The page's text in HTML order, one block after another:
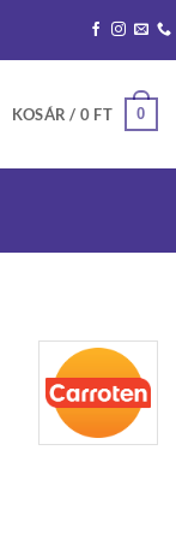
KOSÁR / 0 FT 0